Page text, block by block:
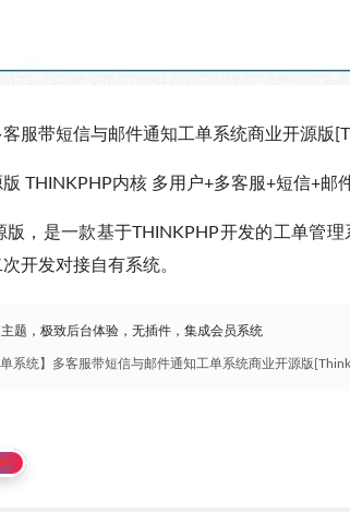
客服带短信与邮件通知工单系统商业开源版
THINKPHP内核 多用户+多客服+短信+邮
版，是一款基于THINKPHP开发的工单管
开发对接自有系统。
题，极致后台体验，无插件，集成会员系统
单系统】多客服带短信与邮件通知工单系统商业开源版